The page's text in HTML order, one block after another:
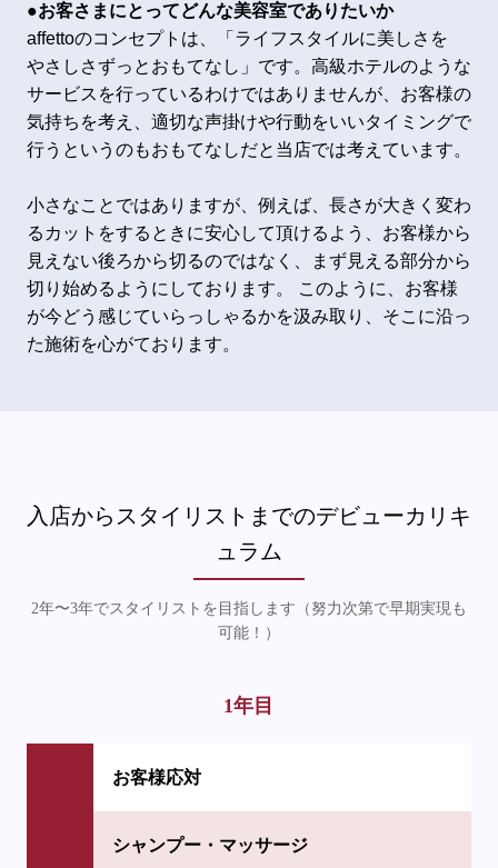
●お客さまにとってどんな美容室でありたいか
affettoのコンセプトは、「ライフスタイルに美しさを
やさしさずっとおもてなし」です。高級ホテルのような
サービスを行っているわけではありませんが、お客様の
気持ちを考え、適切な声掛けや行動をいいタイミングで
行うというのもおもてなしだと当店では考えています。
小さなことではありますが、例えば、長さが大きく変わ
るカットをするときに安心して頂けるよう、お客様から
見えない後ろから切るのではなく、まず見える部分から
切り始めるようにしております。 このように、お客様
が今どう感じていらっしゃるかを汲み取り、そこに沿っ
た施術を心がております。
入店からスタイリストまでのデビューカリキ
ュラム
2年〜3年でスタイリストを目指します（努力次第で早期実現も
可能！）
1年目
お客様応対
シャンプー・マッサージ